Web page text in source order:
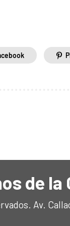
de
Av.